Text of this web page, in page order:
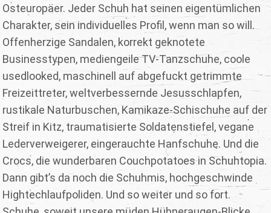
Osteuropäer. Jeder Schuh hat seinen eigentümlichen
Charakter, sein individuelles Profil, wenn man so will.
Offenherzige Sandalen, korrekt geknotete
Businesstypen, mediengeile TV-Tanzschuhe, coole
usedlooked, maschinell auf abgefuckt getrimmte
Freizeittreter, weltverbessernde Jesusschlapfen,
rustikale Naturbuschen, Kamikaze-Schischuhe auf der
Streif in Kitz, traumatisierte Soldatenstiefel, vegane
Lederverweigerer, eingerauchte Hanfschuhe. Und die
Crocs, die wunderbaren Couchpotatoes in Schuhtopia.
Dann gibt’s da noch die Schuhmis, hochgeschwinde
Hightechlaufpoliden. Und so weiter und so fort.